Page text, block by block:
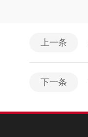
上一条
下一条